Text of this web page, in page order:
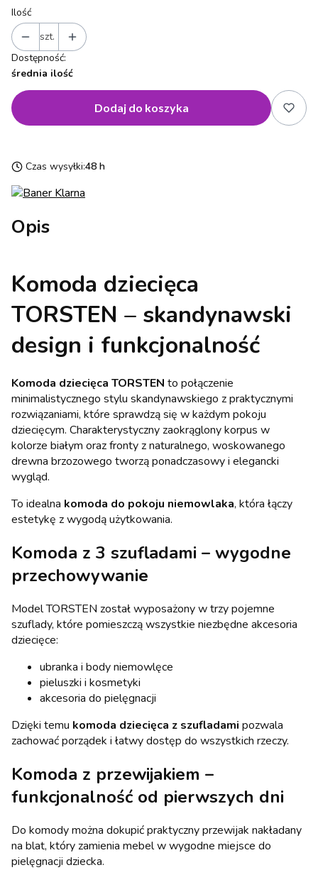
Ilość
szt.
Dostępność:
średnia ilość
Dodaj do koszyka
Czas wysyłki:48 h
Opis
Komoda dziecięca
TORSTEN – skandynawski
design i funkcjonalność
Komoda dziecięca TORSTEN to połączenie
minimalistycznego stylu skandynawskiego z praktycznymi
rozwiązaniami, które sprawdzą się w każdym pokoju
dziecięcym. Charakterystyczny zaokrąglony korpus w
kolorze białym oraz fronty z naturalnego, woskowanego
drewna brzozowego tworzą ponadczasowy i elegancki
wygląd.
To idealna komoda do pokoju niemowlaka, która łączy
estetykę z wygodą użytkowania.
Komoda z 3 szufladami – wygodne
przechowywanie
Model TORSTEN został wyposażony w trzy pojemne
szuflady, które pomieszczą wszystkie niezbędne akcesoria
dziecięce:
ubranka i body niemowlęce
pieluszki i kosmetyki
akcesoria do pielęgnacji
Dzięki temu komoda dziecięca z szufladami pozwala
zachować porządek i łatwy dostęp do wszystkich rzeczy.
Komoda z przewijakiem –
funkcjonalność od pierwszych dni
Do komody można dokupić praktyczny przewijak nakładany
na blat, który zamienia mebel w wygodne miejsce do
pielęgnacji dziecka.